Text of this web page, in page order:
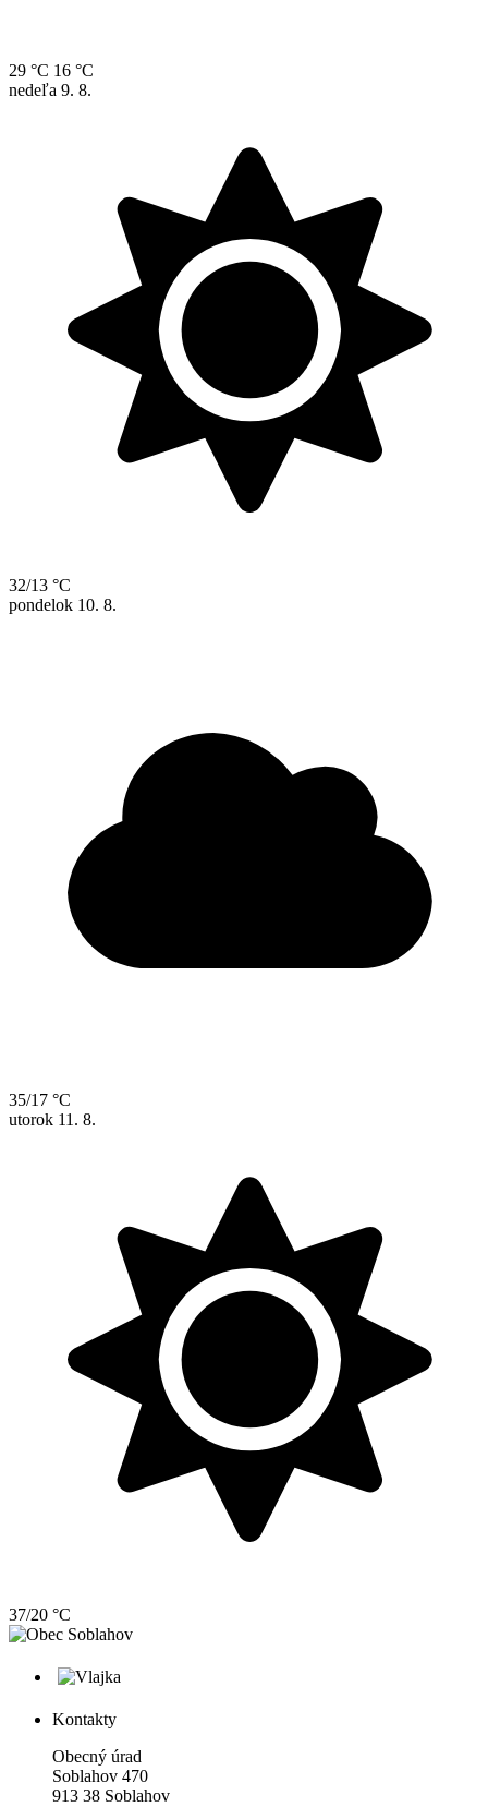
29 °C 16 °C
nedeľa 9. 8.
32/13 °C
pondelok 10. 8.
35/17 °C
utorok 11. 8.
37/20 °C
Kontakty
Obecný úrad
Soblahov 470
913 38 Soblahov